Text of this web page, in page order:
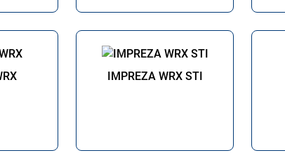
IMPREZA WRX STI